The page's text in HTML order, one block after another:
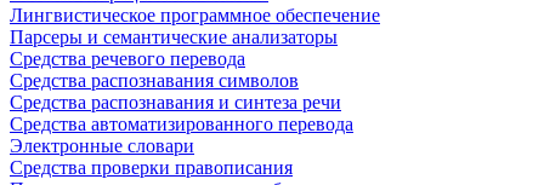
Лингвистическое программное обеспечение
Парсеры и семантические анализаторы
Средства речевого перевода
Средства распознавания символов
Средства распознавания и синтеза речи
Средства автоматизированного перевода
Электронные словари
Средства проверки правописания